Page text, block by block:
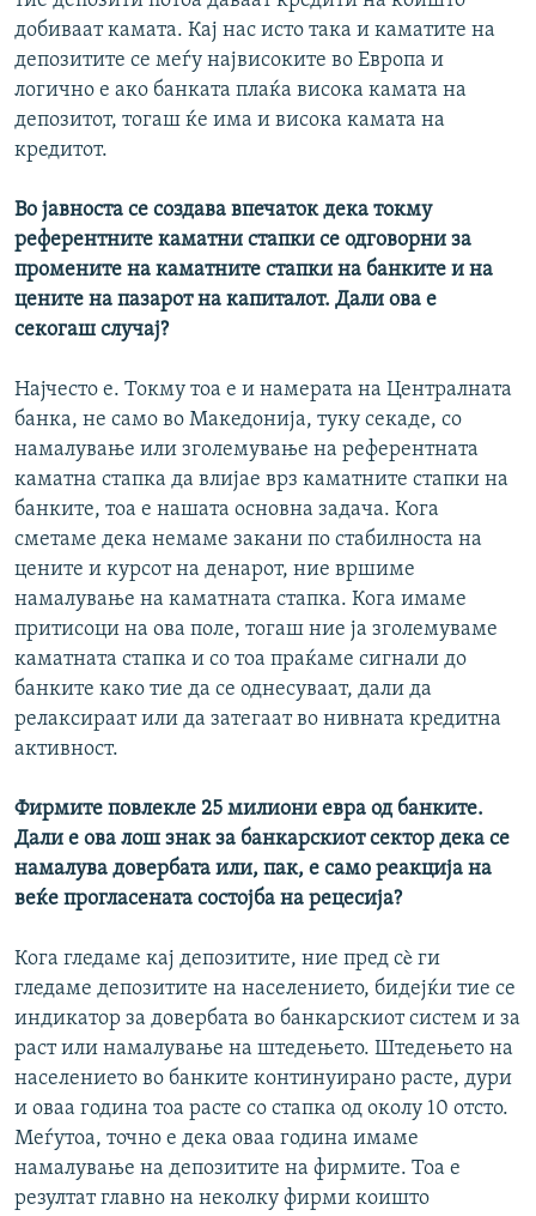
добиваат камата. Кај нас исто така и каматите на
депозитите се меѓу највисоките во Европа и
логично е ако банката плаќа висока камата на
депозитот, тогаш ќе има и висока камата на
кредитот.
Во јавноста се создава впечаток дека токму
референтните каматни стапки се одговорни за
промените на каматните стапки на банките и на
цените на пазарот на капиталот. Дали ова е
секогаш случај?
Најчесто е. Токму тоа е и намерата на Централната
банка, не само во Македонија, туку секаде, со
намалување или зголемување на референтната
каматна стапка да влијае врз каматните стапки на
банките, тоа е нашата основна задача. Кога
сметаме дека немаме закани по стабилноста на
цените и курсот на денарот, ние вршиме
намалување на каматната стапка. Кога имаме
притисоци на ова поле, тогаш ние ја зголемуваме
каматната стапка и со тоа праќаме сигнали до
банките како тие да се однесуваат, дали да
релаксираат или да затегаат во нивната кредитна
активност.
Фирмите повлекле 25 милиони евра од банките.
Дали е ова лош знак за банкарскиот сектор дека се
намалува довербата или, пак, е само реакција на
веќе прогласената состојба на рецесија?
Кога гледаме кај депозитите, ние пред сè ги
гледаме депозитите на населението, бидејќи тие се
индикатор за довербата во банкарскиот систем и за
раст или намалување на штедењето. Штедењето на
населението во банките континуирано расте, дури
и оваа година тоа расте со стапка од околу 10 отсто.
Меѓутоа, точно е дека оваа година имаме
намалување на депозитите на фирмите. Тоа е
резултат главно на неколку фирми коишто